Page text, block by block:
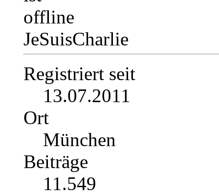
JeSuisCharlie
Registriert seit
13.07.2011
Ort
München
Beiträge
11.549